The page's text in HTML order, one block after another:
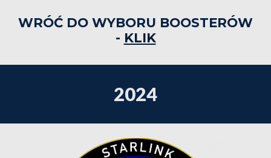
WRÓĆ DO WYBORU BOOSTERÓW
- KLIK
2024